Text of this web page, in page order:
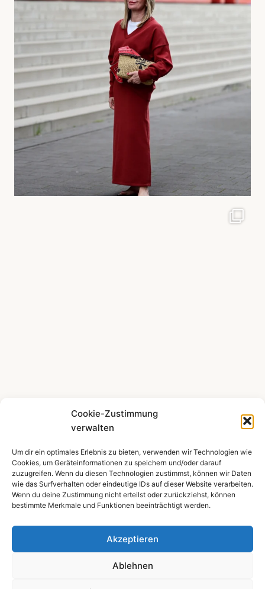
Cookie-Zustimmung
verwalten
Um dir ein optimales Erlebnis zu bieten, verwenden wir Technologien wie
Cookies, um Geräteinformationen zu speichern und/oder darauf
zuzugreifen. Wenn du diesen Technologien zustimmst, können wir Daten
wie das Surfverhalten oder eindeutige IDs auf dieser Website verarbeiten.
Wenn du deine Zustimmung nicht erteilst oder zurückziehst, können
bestimmte Merkmale und Funktionen beeinträchtigt werden.
Akzeptieren
Ablehnen
Mehr zeigen ...
Datenschutzerklärung